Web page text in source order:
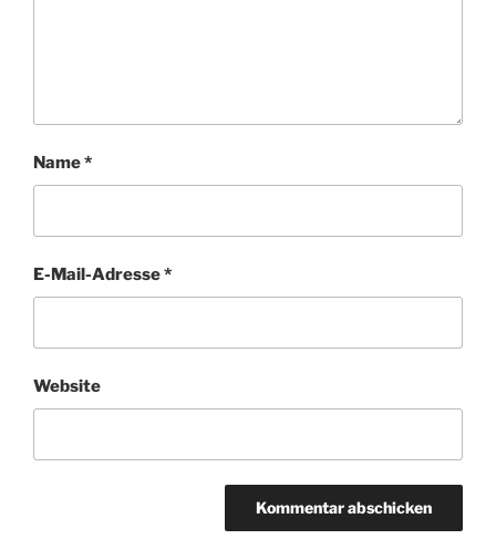
Name*
E-Mail-Adresse*
Website